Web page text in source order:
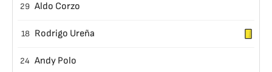
29 Aldo Corzo
18 Rodrigo Ureña
24 Andy Polo